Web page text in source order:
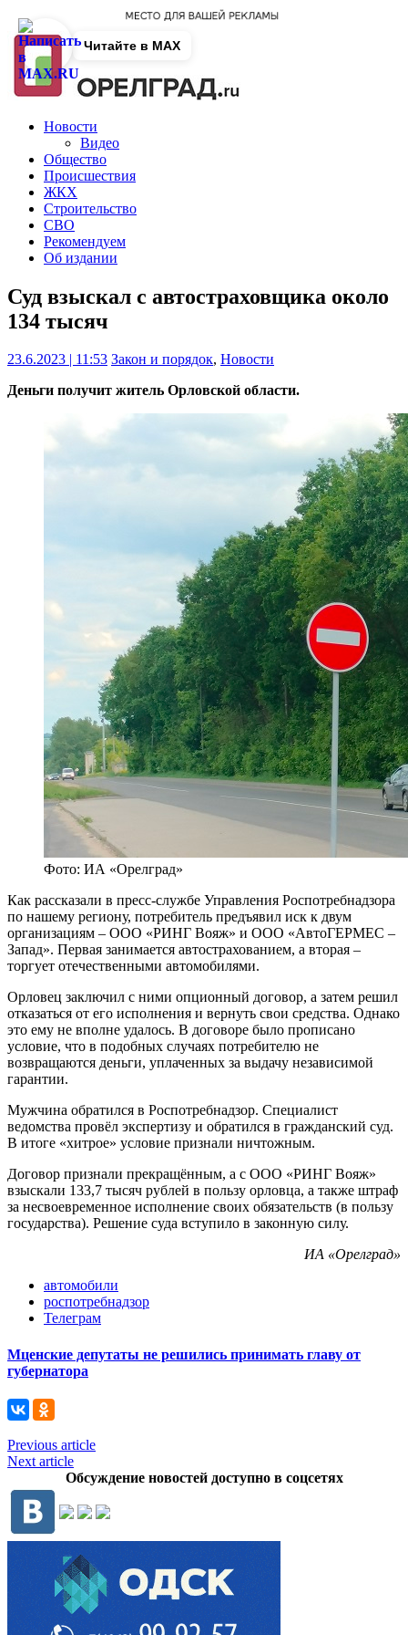
Новости
Видео
Общество
Происшествия
ЖКХ
Строительство
СВО
Рекомендуем
Об издании
Суд взыскал с автостраховщика около
134 тысяч
23.6.2023 | 11:53 Закон и порядок, Новости
Деньги получит житель Орловской области.
Фото: ИА «Орелград»
Как рассказали в пресс-службе Управления Роспотребнадзора
по нашему региону, потребитель предъявил иск к двум
организациям – ООО «РИНГ Вояж» и ООО «АвтоГЕРМЕС –
Запад». Первая занимается автострахованием, а вторая –
торгует отечественными автомобилями.
Орловец заключил с ними опционный договор, а затем решил
отказаться от его исполнения и вернуть свои средства. Однако
это ему не вполне удалось. В договоре было прописано
условие, что в подобных случаях потребителю не
возвращаются деньги, уплаченных за выдачу независимой
гарантии.
Мужчина обратился в Роспотребнадзор. Специалист
ведомства провёл экспертизу и обратился в гражданский суд.
В итоге «хитрое» условие признали ничтожным.
Договор признали прекращённым, а с ООО «РИНГ Вояж»
взыскали 133,7 тысяч рублей в пользу орловца, а также штраф
за несвоевременное исполнение своих обязательств (в пользу
государства). Решение суда вступило в законную силу.
ИА «Орелград»
автомобили
роспотребнадзор
Телеграм
Мценские депутаты не решились принимать главу от
губернатора
Previous article
Next article
Обсуждение новостей доступно в соцсетях
Читайте в MAX